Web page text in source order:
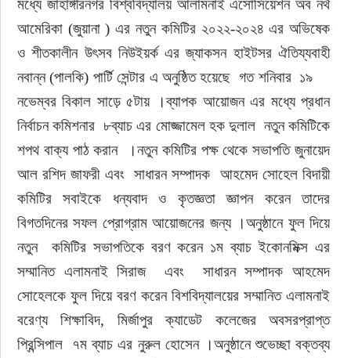
তারুণ্য
সময়ের প্রলাপ
মধ্যে জাহাঙ্গীরনগর বিশ্ববিদ্যালয় আলামনাই এসোসিয়েশন অব নর্থ
আমেরিকা (জুয়ানা ) এর নতুন কমিটির ২০২২-২০২৪ এর অভিষেক
ও শীতকালীন উৎসব নিউইয়র্ক এর জ্যাকসন হাইটসর ঐতিয্যবাহী
নবান্ন (পালকি) পার্টি সেন্টার এ অনুষ্ঠিত হয়েছে  গত শনিবার  ১৯
নভেম্বর বিকাল সাড়ে ৫টায় ।ব্যাপক আয়োজন এর মধ্যে প্রধান
নির্বাচন কমিশনার  ৮ব্যাচ এর মোজ্জামেল হক দুলাল  নতুন কমিটিকে
শপথ বাক্য পাঠ করান  ।নতুন কমিটির পক্ষ থেকে সভাপতি জুনায়েদ
আল রশিদ জাফরী এবং  সাধারন সম্পাদক  আহমেদ সোহেল বিদায়ী
কমিটির সবাইকে ধন্যবাদ ও কৃতজ্ঞতা জ্ঞাপন করেন তাদের
বিগতদিনের সফল প্রোগ্রাম আয়োজনের জন্য ।অনুষ্ঠানে ফুল দিয়ে
নতুন  কমিটির সভাপতিকে বরণ করেন ১ম ব্যাচ ইকোনমিক্স এর
সম্মানিত এলামনাই সিরাজ  এবং  সাধারন সম্পাদক আহমেদ
সোহেলকে ফুল দিয়ে বরণ করেন বিশবিদ্যালয়ের সম্মানিত এলামনাই
বরেণ্য শিক্ষাবিদ, মির্জাপুর ক্যাডেট কলেজের অবসরপ্রাপ্ত
প্রিন্সিপাল  ৭ম ব্যাচ এর নুরুল হোসেন ।অনুষ্ঠানে শুভেচ্ছা বক্তব্য